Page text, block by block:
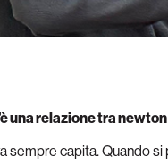
una relazione tra
sempre capita. Quando